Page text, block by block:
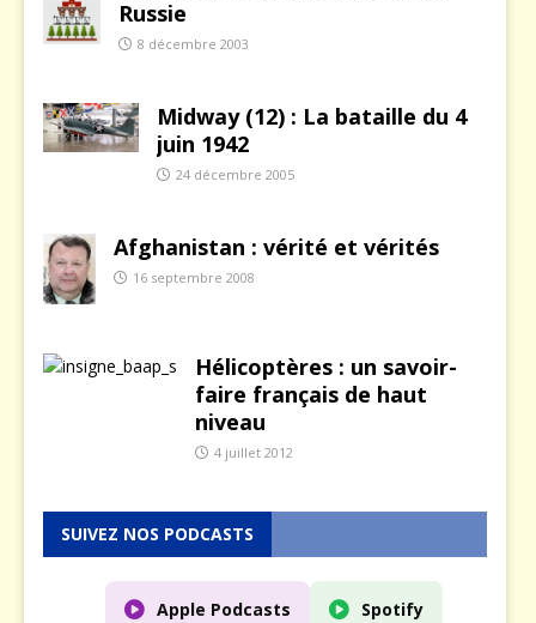
Russie
8 décembre 2003
Midway (12) : La bataille du 4
juin 1942
24 décembre 2005
Afghanistan : vérité et vérités
16 septembre 2008
Hélicoptères : un savoir-
faire français de haut
niveau
4 juillet 2012
SUIVEZ NOS PODCASTS
Apple Podcasts Spotify